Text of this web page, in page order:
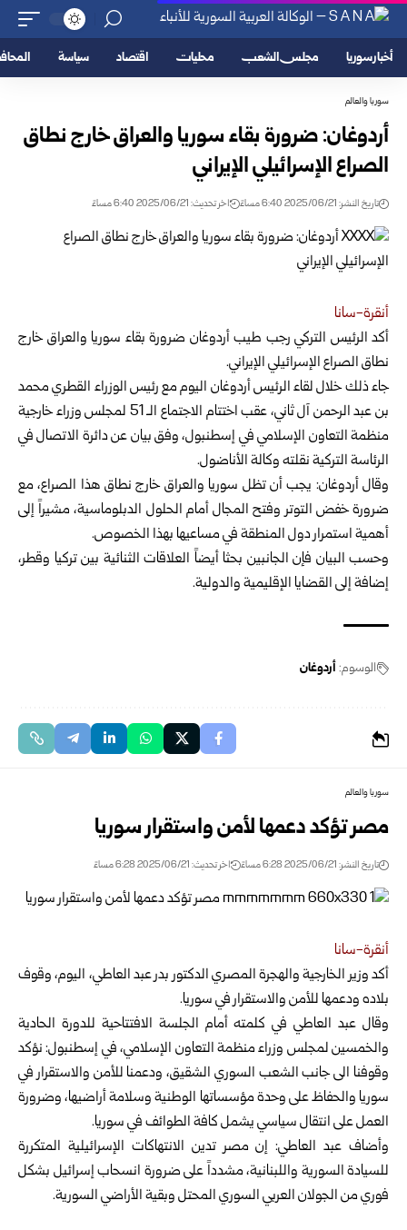
أخبار سوريا مجلس الشعب محليات اقتصاد سياسة
سوريا والعالم
أردوغان: ضرورة بقاء سوريا والعراق خارج نطاق
الصراع الإسرائيلي الإيراني
تاريخ النشر: 2025/06/21 6:40 مساءً اخر تحديث: 2025/06/21 6:40 مساءً
أنقرة-سانا
أكد الرئيس التركي رجب طيب أردوغان ضرورة بقاء سوريا والعراق خارج
نطاق الصراع الإسرائيلي الإيراني.
جاء ذلك خلال لقاء الرئيس أردوغان اليوم مع رئيس الوزراء القطري محمد
بن عبد الرحمن آل ثاني، عقب اختتام الاجتماع الـ 51 لمجلس وزراء خارجية
منظمة التعاون الإسلامي في إسطنبول، وفق بيان عن دائرة الاتصال في
الرئاسة التركية نقلته وكالة الأناضول.
وقال أردوغان: يجب أن تظل سوريا والعراق خارج نطاق هذا الصراع، مع
ضرورة خفض التوتر وفتح المجال أمام الحلول الدبلوماسية، مشيراً إلى
أهمية استمرار دول المنطقة في مساعيها بهذا الخصوص.
وحسب البيان فإن الجانبين بحثا أيضاً العلاقات الثنائية بين تركيا وقطر،
إضافة إلى القضايا الإقليمية والدولية.
الوسوم: أردوغان
سوريا والعالم
مصر تؤكد دعمها لأمن واستقرار سوريا
تاريخ النشر: 2025/06/21 6:28 مساءً اخر تحديث: 2025/06/21 6:28 مساءً
أنقرة-سانا
أكد وزير الخارجية والهجرة المصري الدكتور بدر عبد العاطي، اليوم، وقوف
بلاده ودعمها للأمن والاستقرار في سوريا.
وقال عبد العاطي في كلمته أمام الجلسة الافتتاحية للدورة الحادية
والخمسين لمجلس وزراء منظمة التعاون الإسلامي، في إسطنبول: نؤكد
وقوفنا الى جانب الشعب السوري الشقيق، ودعمنا للأمن والاستقرار في
سوريا والحفاظ على وحدة مؤسساتها الوطنية وسلامة أراضيها، وضرورة
العمل على انتقال سياسي يشمل كافة الطوائف في سوريا.
وأضاف عبد العاطي: إن مصر تدين الانتهاكات الإسرائيلية المتكررة
للسيادة السورية واللبنانية، مشدداً على ضرورة انسحاب إسرائيل بشكل
فوري من الجولان العربي السوري المحتل وبقية الأراضي السورية.